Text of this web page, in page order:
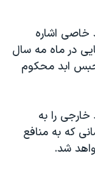
خاصی اشاره
٧٨ ساله آمریکایی در ماه مه سال
ابد محکوم
خارجی را به
که به منافع
شد.